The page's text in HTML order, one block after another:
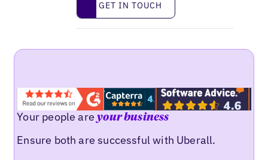
GET IN TOUCH
Your people areyour business
Ensure both are successful with Uberall.